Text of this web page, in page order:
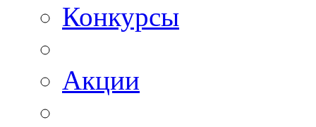
Конкурсы
Акции